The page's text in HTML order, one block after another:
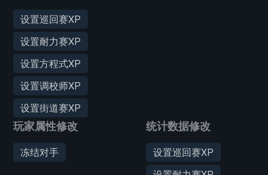
设置巡回赛XP
设置耐力赛XP
设置方程式XP
设置调校师XP
设置街道赛XP
玩家属性修改
冻结对手
统计数据修改
设置巡回赛XP